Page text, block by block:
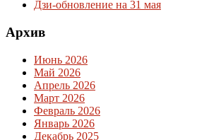
Дзи-обновление на 31 мая
Архив
Июнь 2026
Май 2026
Апрель 2026
Март 2026
Февраль 2026
Январь 2026
Декабрь 2025